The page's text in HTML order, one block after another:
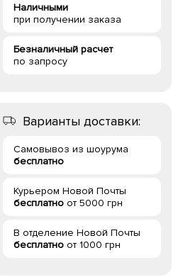
Наличными
при получении заказа
Безналичный расчет
по запросу
Варианты доставки:
Самовывоз из шоурума
бесплатно
Курьером Новой Почты
бесплатно от 5000 грн
В отделение Новой Почты
бесплатно от 1000 грн